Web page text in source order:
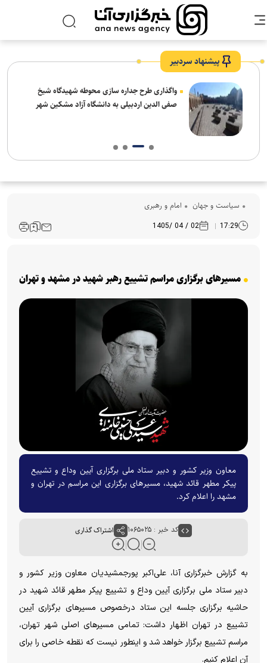
پیشنهاد سردبیر
واگذاری طرح جداره سازی محوطه شهیدگاه شیخ
صفی الدین اردبیلی به دانشگاه آزاد مشکین شهر
سیاست و جهان امام و رهبری
17:29
02 / 04 /1405
مسیرهای برگزاری مراسم تشییع رهبر شهید در مشهد و تهران
معاون وزیر کشور و دبیر ستاد ملی برگزاری آیین وداع و تشییع
پیکر مطهر قائد شهید، مسیرهای برگزاری این مراسم در تهران و
مشهد را اعلام کرد.
کد خبر : ۱۰۶۵۰۲۵ اشتراک گذاری
به گزارش خبرگزاری آنا، علی‌اکبر پورجمشیدیان معاون وزیر کشور و
دبیر ستاد ملی برگزاری آیین وداع و تشییع پیکر مطهر قائد شهید در
حاشیه برگزاری جلسه این ستاد درخصوص مسیرهای برگزاری آیین
تشییع در تهران اظهار داشت: تمامی مسیرهای اصلی شهر تهران،
مراسم تشییع برگزار خواهد شد و اینطور نیست که نقطه خاصی را برای
آن اعلام کنیم.